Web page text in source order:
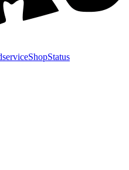
ShopStatus